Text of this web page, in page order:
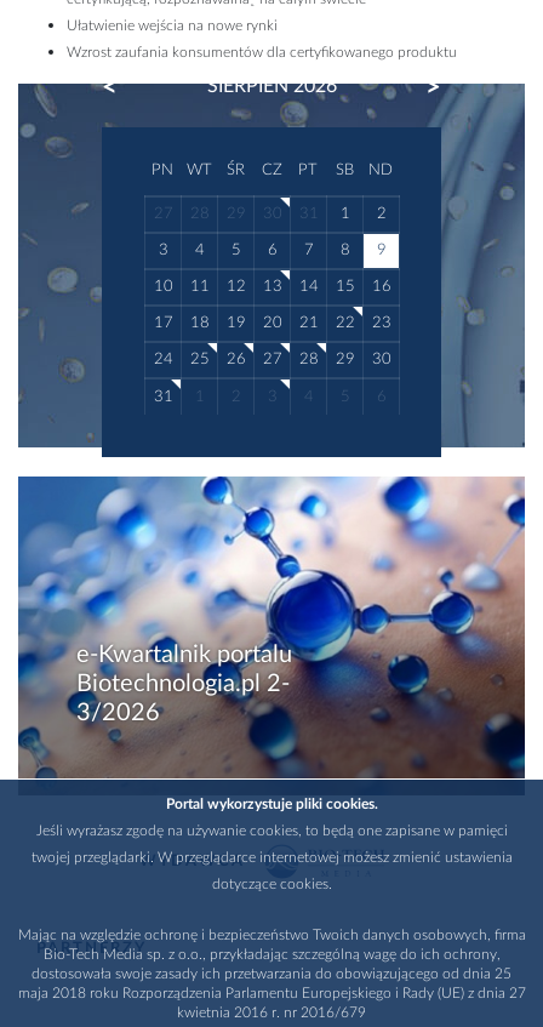
Ułatwienie wejścia na nowe rynki
Wzrost zaufania konsumentów dla certyfikowanego produktu
SIERPIEŃ 2026
PREVIOUS NEXT
PN WT ŚR CZ PT SB ND
27 28 29 30 31 1 2
3 4 5 6 7 8 9
10 11 12 13 14 15 16
17 18 19 20 21 22 23
24 25 26 27 28 29 30
31 1 2 3 4 5 6
e-Kwartalnik portalu
Biotechnologia.pl 2-
3/2026
WYDAWCA
PARTNERZY
Portal wykorzystuje pliki cookies.
Jeśli wyrażasz zgodę na używanie cookies, to będą one zapisane w pamięci
twojej przeglądarki. W przeglądarce internetowej możesz zmienić ustawienia
dotyczące cookies.
Mając na względzie ochronę i bezpieczeństwo Twoich danych osobowych, firma
Bio-Tech Media sp. z o.o., przykładając szczególną wagę do ich ochrony,
dostosowała swoje zasady ich przetwarzania do obowiązującego od dnia 25
maja 2018 roku Rozporządzenia Parlamentu Europejskiego i Rady (UE) z dnia 27
kwietnia 2016 r. nr 2016/679